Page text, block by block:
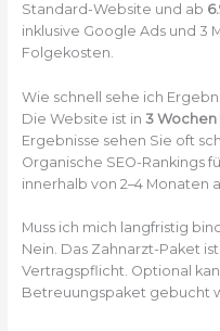
Standard-Website und ab
inklusive Google Ads und 3
Folgekosten.
Wie schnell sehe ich
Die Website ist in 3
Ergebnisse sehen Sie oft
Organische SEO-Rankings
innerhalb von 2–4 Monaten
Muss ich mich langfristig
Nein. Das Zahnarzt-Paket
Vertragspflicht. Optional
Betreuungspaket gebucht